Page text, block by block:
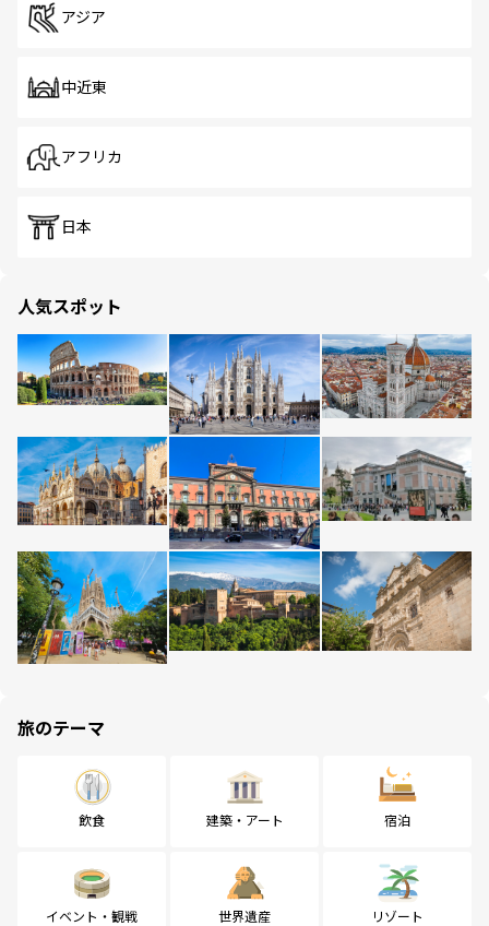
アジア
中近東
アフリカ
日本
人気スポット
旅のテーマ
飲食 建築・アート 宿泊
イベント・観戦 世界遺産 リゾート